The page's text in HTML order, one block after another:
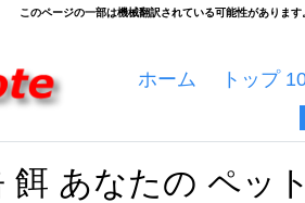
ホーム トップ
あなたの ペット